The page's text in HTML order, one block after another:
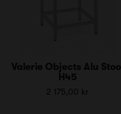
Valerie Objects Alu Stool
H45
2 175,00 kr